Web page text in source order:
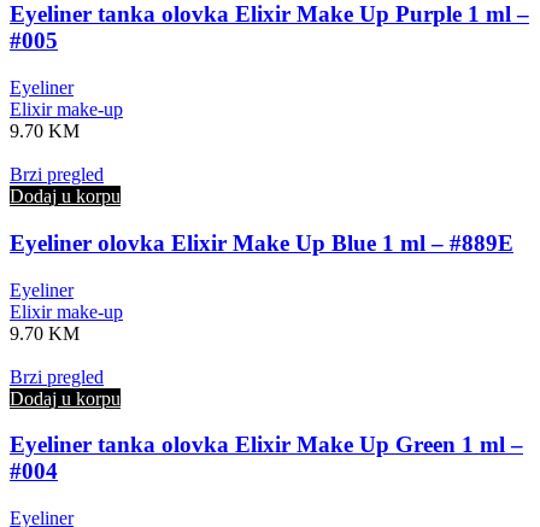
Eyeliner tanka olovka Elixir Make Up Purple 1 ml –
#005
Eyeliner
Elixir make-up
9.70 KM
Brzi pregled
Dodaj u korpu
Eyeliner olovka Elixir Make Up Blue 1 ml – #889E
Eyeliner
Elixir make-up
9.70 KM
Brzi pregled
Dodaj u korpu
Eyeliner tanka olovka Elixir Make Up Green 1 ml –
#004
Eyeliner